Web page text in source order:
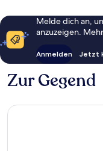
Melde dich an,
anzuzeigen.
Anmelden Jetzt
Zur Gegend